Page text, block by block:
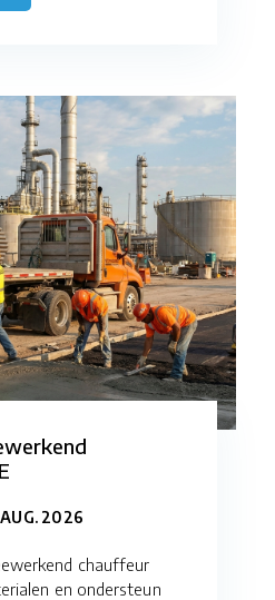
2026
chauffeur
en ondersteun